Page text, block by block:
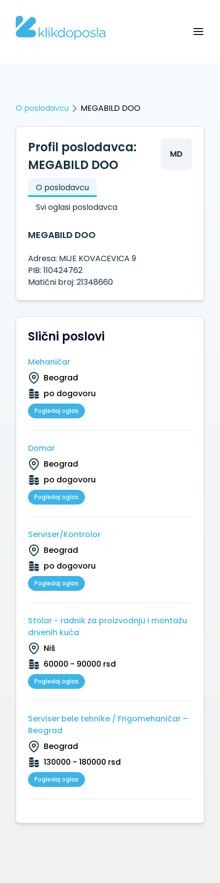
O poslodavcu MEGABILD DOO
Profil poslodavca:
MEGABILD DOO
MD
O poslodavcu
Svi oglasi poslodavca
MEGABILD DOO
Adresa: MIJE KOVACEVICA 9
PIB: 110424762
Matični broj: 21348660
Slični poslovi
Mehaničar
Beograd
po dogovoru
Pogledaj oglas
Domar
Beograd
po dogovoru
Pogledaj oglas
Serviser/Kontrolor
Beograd
po dogovoru
Pogledaj oglas
Stolar - radnik za proizvodnju i montažu
drvenih kuća
Niš
60000 - 90000 rsd
Pogledaj oglas
Serviser bele tehnike / Frigomehaničar –
Beograd
Beograd
130000 - 180000 rsd
Pogledaj oglas